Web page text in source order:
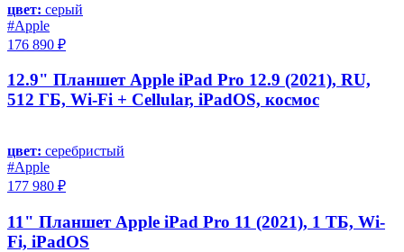
цвет: серый
#Apple
176 890 ₽
12.9" Планшет Apple iPad Pro 12.9 (2021), RU,
512 ГБ, Wi-Fi + Cellular, iPadOS, космос
цвет: серебристый
#Apple
177 980 ₽
11" Планшет Apple iPad Pro 11 (2021), 1 ТБ, Wi-
Fi, iPadOS